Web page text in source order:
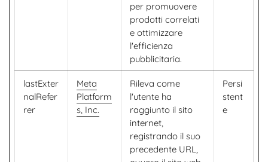
per promuovere
prodotti correlati
e ottimizzare
l'efficienza
pubblicitaria.
lastExter
nalRefer
rer
Meta
Platform
s, Inc.
Rileva come
l'utente ha
raggiunto il sito
internet,
registrando il suo
precedente URL,
Persi
stent
e